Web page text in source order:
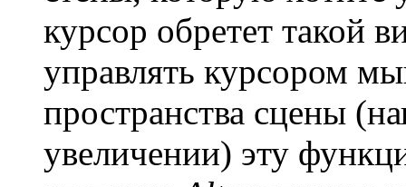
курсор обретет такой
управлять курсором
пространства сцены
увеличении) эту